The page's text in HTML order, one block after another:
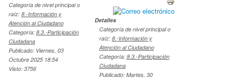
Categoría de nivel principal o
raíz: 8.-Información y
Atención al Ciudadano
Categoría: 8.3.-Participación
Ciudadana
Publicado: Viernes, 03
Octubre 2025 18:54
Visto: 3756
Detalles
Categoría de nivel principal o
raíz: 8.-Información y
Atención al Ciudadano
Categoría: 8.3.-Participación
Ciudadana
Publicado: Martes, 30